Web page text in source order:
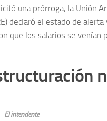
una prórroga, la Unión
declaró el estado de
que los salarios se venían
El intendente